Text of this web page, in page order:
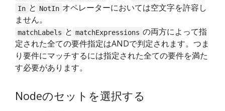
In と NotIn オペレーターにおいては空文字を許容し
ません。
matchLabels と matchExpressions の両方によって指
定された全ての要件指定はANDで判定されます。つま
り要件にマッチするには指定された全ての要件を満た
す必要があります。
Nodeのセットを選択する